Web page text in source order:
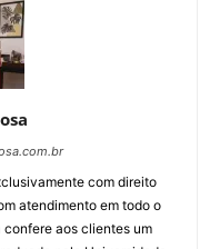
com direito
atendimento em todo o
aos clientes um